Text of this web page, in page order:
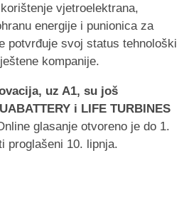
vjetroelektrana,
energije i punionica za
potvrđuje svoj status tehnološki
kompanije.
uz A1, su još
i LIFE TURBINES
glasanje otvoreno je do 1.
proglašeni 10. lipnja.